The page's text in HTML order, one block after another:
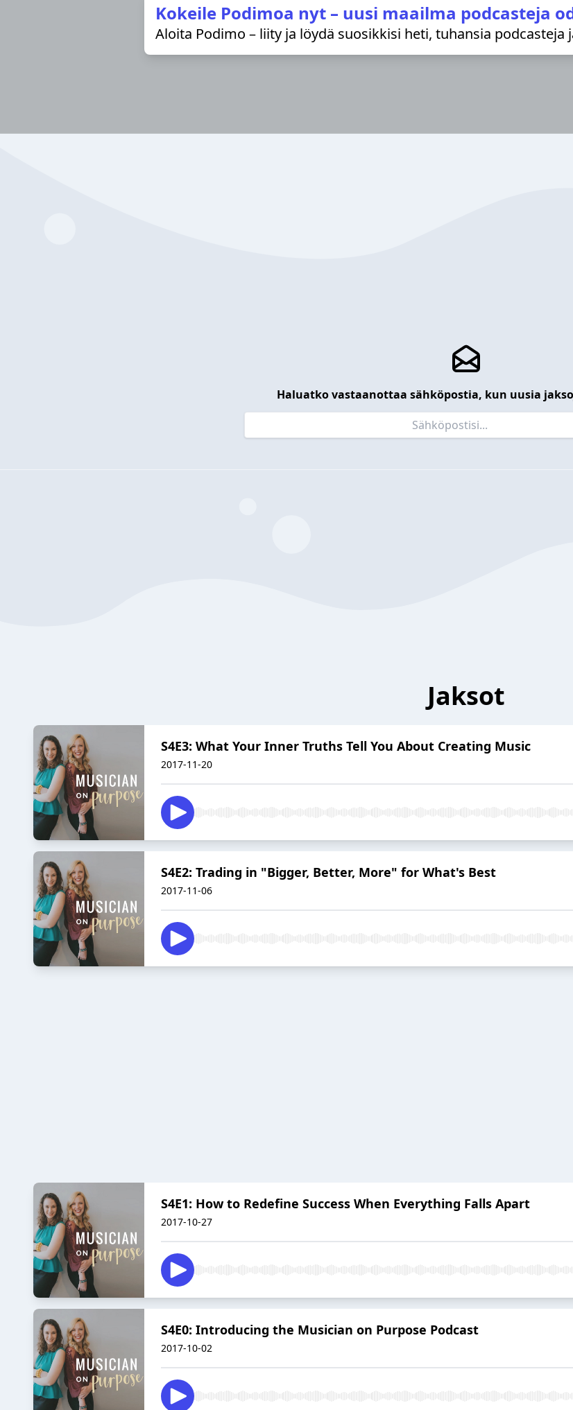
Kokeile Podimoa nyt – uusi maailma podcasteja
Aloita Podimo – liity ja löydä suosikkisi heti, tuhansia podcasteja
Haluatko vastaanottaa sähköpostia, kun uusia
Jaksot
S4E3: What Your Inner Truths Tell You About Creating Music
2017-11-20
S4E2: Trading in "Bigger, Better, More" for What's Best
2017-11-06
S4E1: How to Redefine Success When Everything Falls Apart
2017-10-27
S4E0: Introducing the Musician on Purpose Podcast
2017-10-02